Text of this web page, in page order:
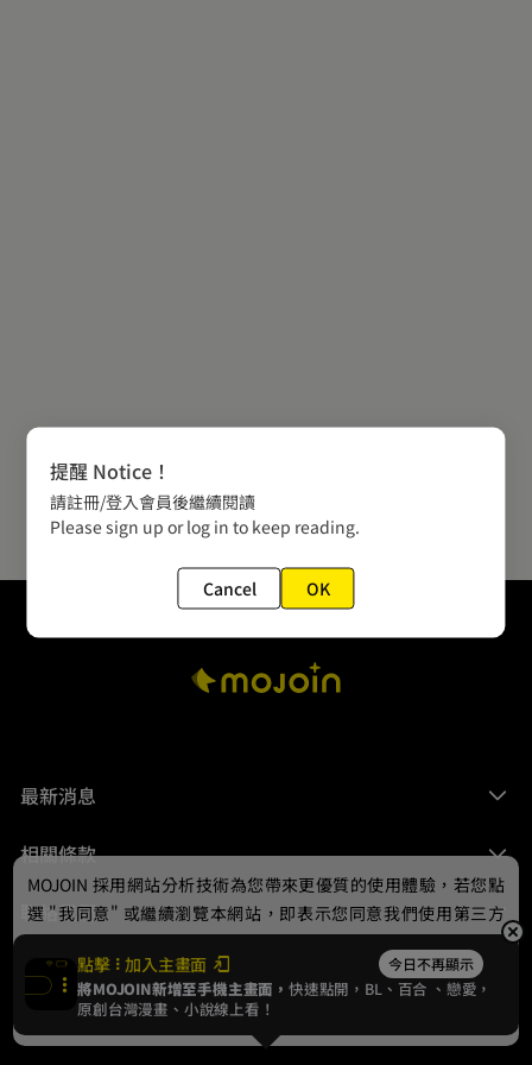
最新消息
相關條款
聯絡我們
© 2024 gamania Digital Entertainment Co., Ltd.
點擊 加入主畫面 今日不再顯示
將MOJOIN新增至手機主畫面，快速點開，BL、 百合 、戀愛，
原創台灣漫畫、小說線上看！
MOJOIN 採用網站分析技術為您帶來更優質的使用體驗，若您點
選 "我同意" 或繼續瀏覽本網站，即表示您同意我們使用第三方
Cookie，欲瞭解更多資訊請見隱私權政策。
我同意
提醒 Notice！
請註冊/登入會員後繼續閱讀
Please sign up or log in to keep reading.
Cancel OK